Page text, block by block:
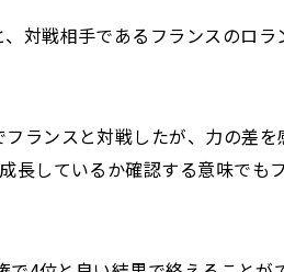
対戦相手であるフランスのロラ
フランスと対戦したが、力の差
長しているか確認する意味でも